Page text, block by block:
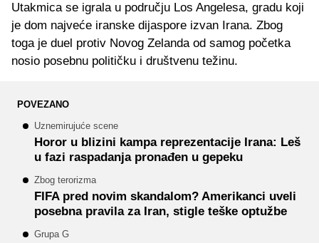
Utakmica se igrala u području Los Angelesa, gradu koji
je dom najveće iranske dijaspore izvan Irana. Zbog
toga je duel protiv Novog Zelanda od samog početka
nosio posebnu političku i društvenu težinu.
POVEZANO
Uznemirujuće scene
Horor u blizini kampa reprezentacije Irana: Leš
u fazi raspadanja pronađen u gepeku
Zbog terorizma
FIFA pred novim skandalom? Amerikanci uveli
posebna pravila za Iran, stigle teške optužbe
Grupa G